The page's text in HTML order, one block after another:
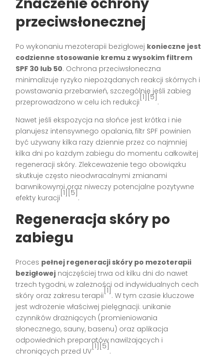
Znaczenie ochrony
przeciwsłonecznej
Po wykonaniu mezoterapii bezigłowej konieczne jest
codzienne stosowanie kremu z wysokim filtrem
SPF 30 lub 50. Ochrona przeciwsłoneczna
minimalizuje ryzyko niepożądanych reakcji skórnych i
powstawania przebarwień, szczególnie jeśli zabieg
przeprowadzono w celu ich redukcji
[1][5]
.
Nawet jeśli ekspozycja na słońce jest krótka i nie
planujesz intensywnego opalania, filtr SPF powinien
być używany kilka razy dziennie przez co najmniej
kilka dni po każdym zabiegu do momentu całkowitej
regeneracji skóry. Zlekceważenie tego obowiązku
skutkuje często nieodwracalnymi zmianami
barwnikowymi oraz niweczy potencjalne pozytywne
efekty kuracji
[1][5]
.
Regeneracja skóry po
zabiegu
Proces pełnej regeneracji skóry po mezoterapii
bezigłowej najczęściej trwa od kilku dni do nawet
trzech tygodni, w zależności od indywidualnych cech
skóry oraz zakresu terapii
[1]
. W tym czasie kluczowe
jest wdrożenie właściwej pielęgnacji: unikanie
czynników drażniących (promieniowania
słonecznego, sauny, basenu) oraz aplikacja
odpowiednich preparatów nawilżających i
chroniących przed UV
[1][5]
.